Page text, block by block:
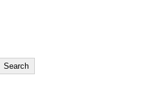
Search